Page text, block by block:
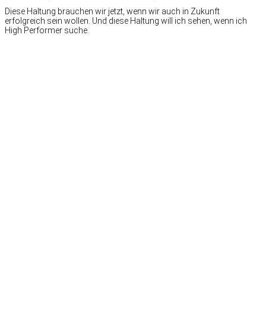
Diese Haltung brauchen wir jetzt, wenn wir auch in Zukunft
erfolgreich sein wollen. Und diese Haltung will ich sehen, wenn ich
High Performer suche.